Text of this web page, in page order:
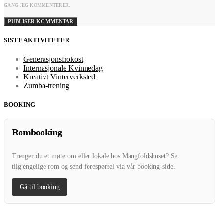
GANG JEG KOMMENTERER.
SISTE AKTIVITETER
Generasjonsfrokost
Internasjonale Kvinnedag
Kreativt Vinterverksted
Zumba-trening
BOOKING
Rombooking
Trenger du et møterom eller lokale hos Mangfoldshuset? Se
tilgjengelige rom og send forespørsel via vår booking-side.
Gå til booking